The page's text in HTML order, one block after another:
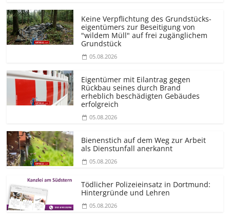
Keine Verpflichtung des Grundstücks­
eigentümers zur Beseitigung von
"wildem Müll" auf frei zugänglichem
Grundstück
05.08.2026
Eigentümer mit Eilantrag gegen
Rückbau seines durch Brand
erheblich beschädigten Gebäudes
erfolgreich
05.08.2026
Bienenstich auf dem Weg zur Arbeit
als Dienstunfall anerkannt
05.08.2026
Tödlicher Polizeieinsatz in Dortmund:
Hintergründe und Lehren
05.08.2026